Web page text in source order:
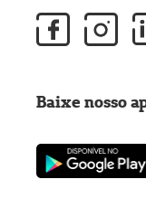
Baixe nosso